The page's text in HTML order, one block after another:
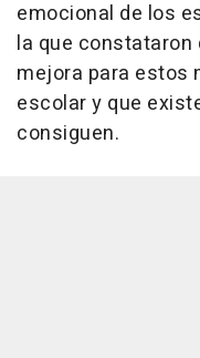
emocional de los
la que constataron
mejora para estos
escolar y que
consiguen.